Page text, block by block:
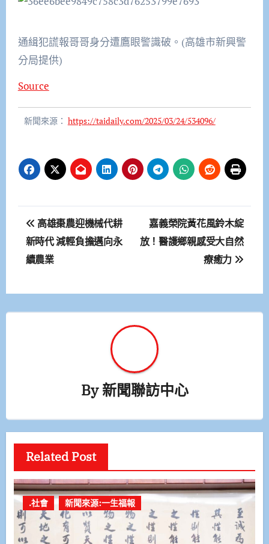
通緝犯謊報哥哥身分遭鷹眼警識破。(高雄市新興警
分局提供)
Source
新聞來源： https://taidaily.com/2025/03/24/534096/
文
章
導
覽
高雄棗農迎機械代耕
新時代 減輕負擔邁向永
續農業
嘉義榮院黃花風鈴木綻
放！醫護鄉親感受大自然
療癒力
By新聞聯訪中心
Related Post
.社會 新聞來源:一生福報